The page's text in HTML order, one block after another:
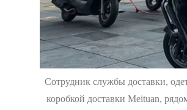
Сотрудник службы доставки,
коробкой доставки Meituan,